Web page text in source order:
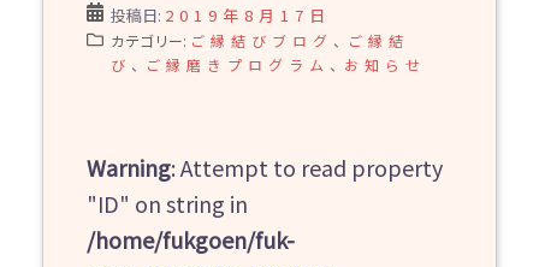
投稿日: 2019年8月17日
カテゴリー: ご縁結びブログ 、
ご縁結
び 、 ご縁磨きプログラム 、 お知らせ
Warning: Attempt to read property
"ID" on string in
/home/fukgoen/fuk-